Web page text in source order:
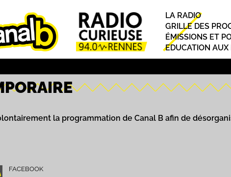
Principal
LA RADIO
GRILLE DES
ÉMISSIONS ET
EDUCATION AUX
la programmation de Canal B afin de
FACEBOOK